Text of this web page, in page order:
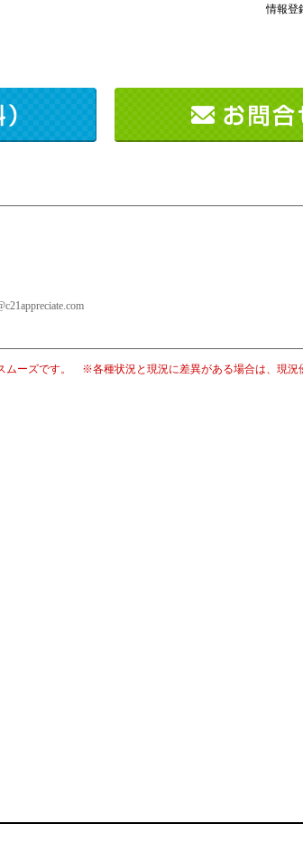
情報登
ーズです。 ※各種状況と現況に差異がある場合は、現況